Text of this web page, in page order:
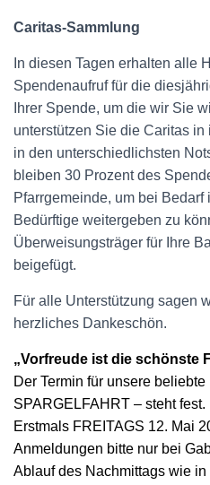
Caritas-Sammlung
In diesen Tagen erhalten alle
Spendenaufruf für die
Ihrer Spende, um die wir Sie
unterstützen Sie die Caritas
in den unterschiedlichsten
bleiben 30 Prozent des
Pfarrgemeinde, um bei
Bedürftige weitergeben zu
Überweisungsträger für Ihre
beigefügt.
Für alle Unterstützung sagen
herzliches Dankeschön.
„Vorfreude ist die schönste
Der Termin für unsere
SPARGELFAHRT – steht fest.
Erstmals FREITAGS 12. Mai
Anmeldungen bitte nur bei
Ablauf des Nachmittags wie